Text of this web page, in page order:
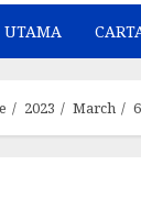
2023 March 6